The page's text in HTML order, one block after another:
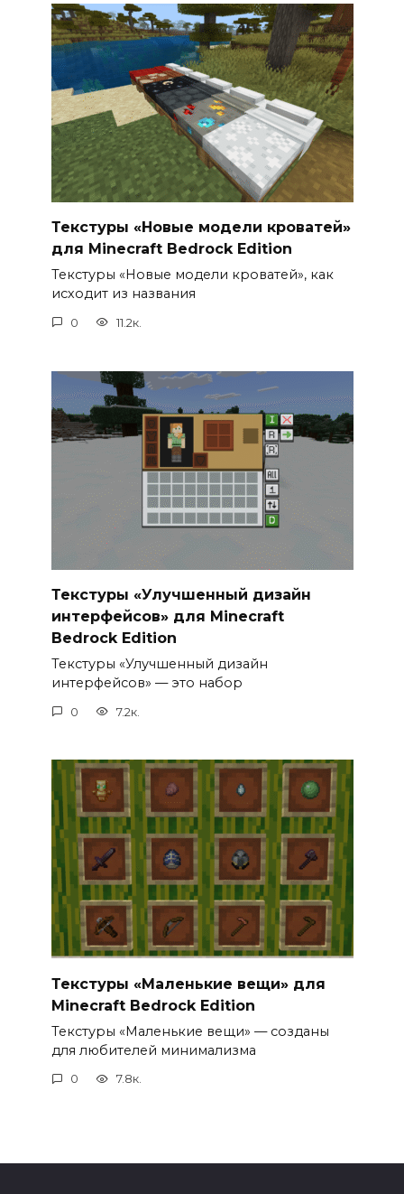
Текстуры «Новые модели кроватей»
для Minecraft Bedrock Edition
Текстуры «Новые модели кроватей», как
исходит из названия
0 11.2к.
Текстуры «Улучшенный дизайн
интерфейсов» для Minecraft
Bedrock Edition
Текстуры «Улучшенный дизайн
интерфейсов» — это набор
0 7.2к.
Текстуры «Маленькие вещи» для
Minecraft Bedrock Edition
Текстуры «Маленькие вещи» — созданы
для любителей минимализма
0 7.8к.